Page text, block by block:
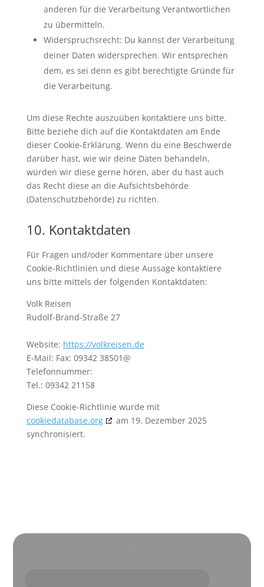
anderen für die Verarbeitung Verantwortlichen
zu übermitteln.
Widerspruchsrecht: Du kannst der Verarbeitung
deiner Daten widersprechen. Wir entsprechen
dem, es sei denn es gibt berechtigte Gründe für
die Verarbeitung.
Um diese Rechte auszuüben kontaktiere uns bitte.
Bitte beziehe dich auf die Kontaktdaten am Ende
dieser Cookie-Erklärung. Wenn du eine Beschwerde
darüber hast, wie wir deine Daten behandeln,
würden wir diese gerne hören, aber du hast auch
das Recht diese an die Aufsichtsbehörde
(Datenschutzbehörde) zu richten.
10. Kontaktdaten
Für Fragen und/oder Kommentare über unsere
Cookie-Richtlinien und diese Aussage kontaktiere
uns bitte mittels der folgenden Kontaktdaten:
Volk Reisen
Rudolf-Brand-Straße 27
Website: https://volkreisen.de
E-Mail: Fax: 09342 38501@
Telefonnummer:
Tel.: 09342 21158
Diese Cookie-Richtlinie wurde mit
cookiedatabase.org
am 19. Dezember 2025
synchronisiert.